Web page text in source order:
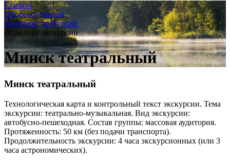
Главная
Профессионалам
Описание экскурсий
Описание экскурсий
Минск театральный
Минск театральный
Технологическая карта и контрольный текст экскурсии. Тема
экскурсии: театрально-музыкальная. Вид экскурсии:
автобусно-пешеходная. Состав группы: массовая аудитория.
Протяженность: 50 км (без подачи транспорта).
Продолжительность экскурсии: 4 часа экскурсионных (или 3
часа астрономических).